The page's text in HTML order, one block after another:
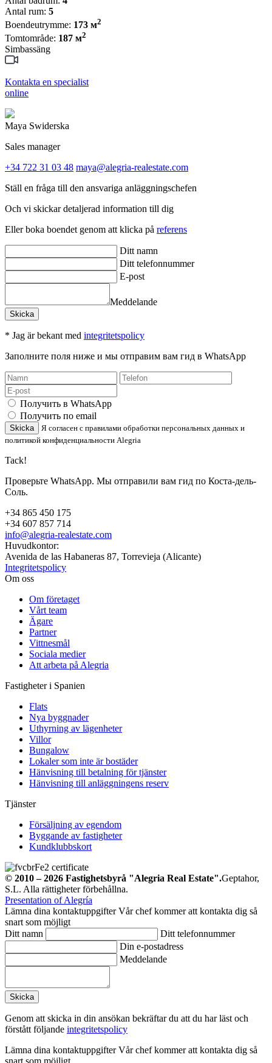
Antal rum: 5
Boendeutrymme: 173 м2
Tomtområde: 187 м2
Simbassäng
Kontakta en specialist
online
Maya Swiderska
Sales manager
+34 722 31 03 48 maya@alegria-realestate.com
Ställ en fråga till den ansvariga anläggningschefen
Och vi skickar detaljerad information till dig
Eller boka boendet genom att klicka på referens
Ditt namn
Ditt telefonnummer
E-post
Meddelande
* Jag är bekant med integritetspolicy
Заполните поля ниже и мы отправим вам гид в WhatsApp
Получить в WhatsApp
Получить по email
Skicka
Я согласен с правилами обработки персональных данных и
политикой конфиденциальности Alegria
Tack!
Проверьте WhatsApp. Мы отправили вам гид по Коста-дель-
Соль.
+34 865 450 175
+34 607 857 714
info@alegria-realestate.com
Huvudkontor:
Avenida de las Habaneras 87, Torrevieja (Alicante)
Integritetspolicy
Om oss
Om företaget
Vårt team
Ägare
Partner
Vittnesmål
Sociala medier
Att arbeta på Alegria
Fastigheter i Spanien
Flats
Nya byggnader
Uthyrning av lägenheter
Villor
Bungalow
Lokaler som inte är bostäder
Hänvisning till betalning för tjänster
Hänvisning till anläggningens reserv
Tjänster
Försäljning av egendom
Byggande av fastigheter
Kundklubbskort
© 2010 – 2026 Fastighetsbyrå "Alegria Real Estate".Geptahor,
S.L. Alla rättigheter förbehållna.
Presentation of Alegría
Lämna dina kontaktuppgifter Vår chef kommer att kontakta dig så
snart som möjligt
Ditt namn
Ditt telefonnummer
Din e-postadress
Meddelande
Genom att skicka in din ansökan bekräftar du att du har läst och
förstått följande integritetspolicy
Lämna dina kontaktuppgifter Vår chef kommer att kontakta dig så